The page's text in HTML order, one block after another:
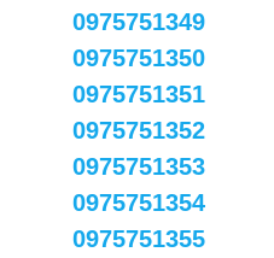
0975751349
0975751350
0975751351
0975751352
0975751353
0975751354
0975751355